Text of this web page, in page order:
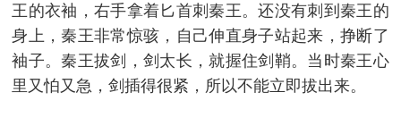
王的衣袖，右手拿着匕首刺秦王。还没有刺到秦王的
身上，秦王非常惊骇，自己伸直身子站起来，挣断了
袖子。秦王拔剑，剑太长，就握住剑鞘。当时秦王心
里又怕又急，剑插得很紧，所以不能立即拔出来。